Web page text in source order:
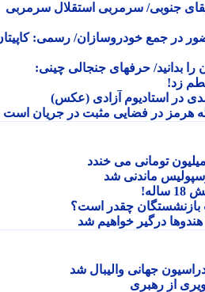
جنوبی/ سرمربی استقلال سرمربی
جمع خودروسازان/ رسمی: کاپیتان
حرفهای جنجالی چینی:
استادیوم آزادی (عکس)
در فضایی مثبت در جریان است
تومانی می خندد
ماندنی شد
چقدر است؟
درگیر خواهیم شد
جهانی والیبال شد
از رهبری